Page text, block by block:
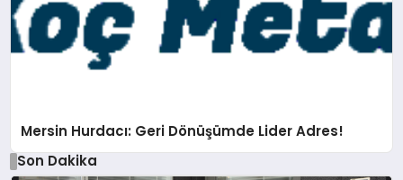
Mersin Hurdacı: Geri Dönüşümde Lider Adres!
Son Dakika